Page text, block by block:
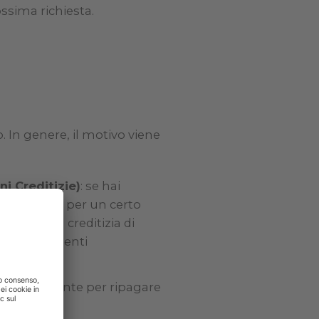
richiesta.
In genere, il motivo viene
Creditizie): se hai
per un certo
la storia creditizia di
precedenti
sufficiente per ripagare